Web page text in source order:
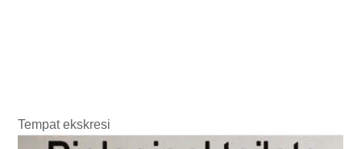
Tempat ekskresi